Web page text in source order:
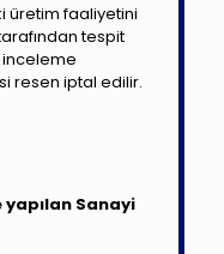
üretim faaliyetini
tespit
resen iptal edilir.
Sanayi